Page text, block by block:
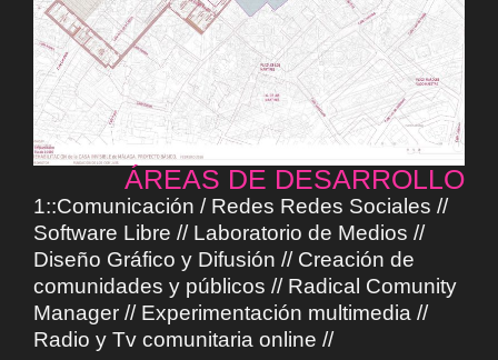
ÁREAS DE DESARROLLO
1::Comunicación / Redes Redes Sociales //
Software Libre // Laboratorio de Medios //
Diseño Gráfico y Difusión // Creación de
comunidades y públicos // Radical Comunity
Manager // Experimentación multimedia //
Radio y Tv comunitaria online //